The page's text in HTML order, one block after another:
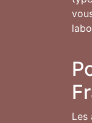
Les